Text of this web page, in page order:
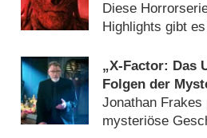
Diese
Highlights gibt
„X-Factor: Das
Folgen der
Jonathan
mysteriöse